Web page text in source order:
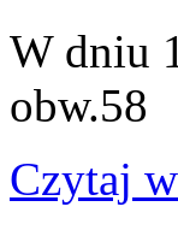
W dniu
obw.58
Czytaj